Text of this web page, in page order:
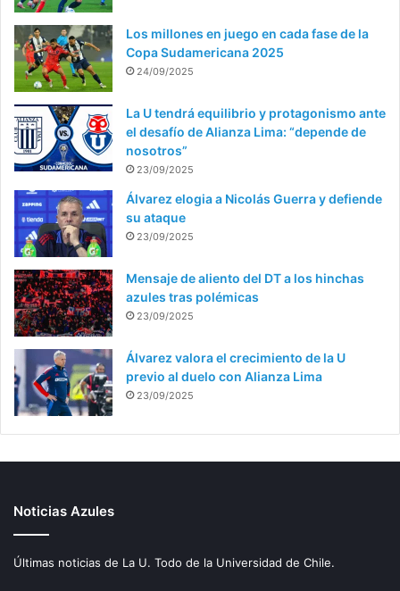
Los millones en juego en cada fase de la
Copa Sudamericana 2025
24/09/2025
La U tendrá equilibrio y protagonismo ante
el desafío de Alianza Lima: “depende de
nosotros”
23/09/2025
Álvarez elogia a Nicolás Guerra y defiende
su ataque
23/09/2025
Mensaje de aliento del DT a los hinchas
azules tras polémicas
23/09/2025
Álvarez valora el crecimiento de la U
previo al duelo con Alianza Lima
23/09/2025
Noticias Azules
Últimas noticias de La U. Todo de la Universidad de Chile.